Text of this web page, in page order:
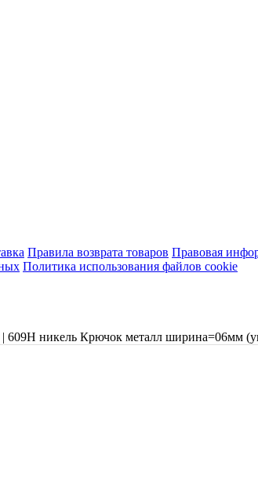
Правила возврата товаров Правовая
Политика использования файлов cookie
| 609Н никель Крючок металл ширина=06мм